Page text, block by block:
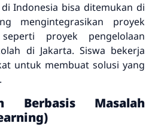
Indonesia bisa ditemukan di
mengintegrasikan proyek
proyek pengelolaan
di Jakarta. Siswa bekerja
untuk membuat solusi yang
Berbasis Masalah